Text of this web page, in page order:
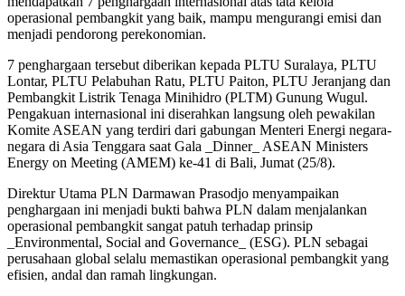
operasional pembangkit yang baik, mampu mengurangi emisi dan
menjadi pendorong perekonomian.
7 penghargaan tersebut diberikan kepada PLTU Suralaya, PLTU
Lontar, PLTU Pelabuhan Ratu, PLTU Paiton, PLTU Jeranjang dan
Pembangkit Listrik Tenaga Minihidro (PLTM) Gunung Wugul.
Pengakuan internasional ini diserahkan langsung oleh pewakilan
Komite ASEAN yang terdiri dari gabungan Menteri Energi negara-
negara di Asia Tenggara saat Gala _Dinner_ ASEAN Ministers
Energy on Meeting (AMEM) ke-41 di Bali, Jumat (25/8).
Direktur Utama PLN Darmawan Prasodjo menyampaikan
penghargaan ini menjadi bukti bahwa PLN dalam menjalankan
operasional pembangkit sangat patuh terhadap prinsip
_Environmental, Social and Governance_ (ESG). PLN sebagai
perusahaan global selalu memastikan operasional pembangkit yang
efisien, andal dan ramah lingkungan.